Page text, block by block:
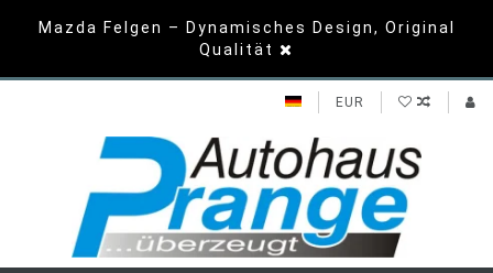
Mazda Felgen – Dynamisches Design, Original
Qualität
EUR